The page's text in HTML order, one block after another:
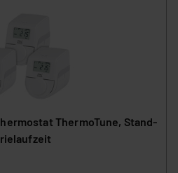
ThermoTune, Stand-